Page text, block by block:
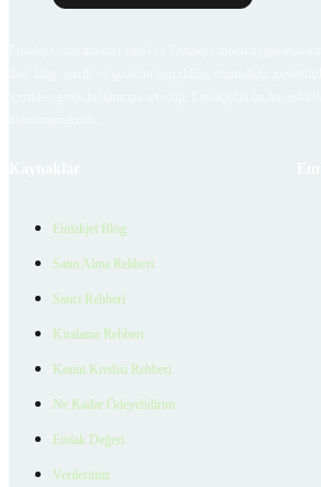
Emlakjet Blog
Satın Alma Rehberi
Satıcı Rehberi
Kiralama Rehberi
Konut Kredisi Rehberi
Ne Kadar Ödeyebilirim
Emlak Değeri
Verilerimiz